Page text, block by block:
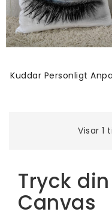
Kuddar Personligt
Visar 1
Tryck
Canvas